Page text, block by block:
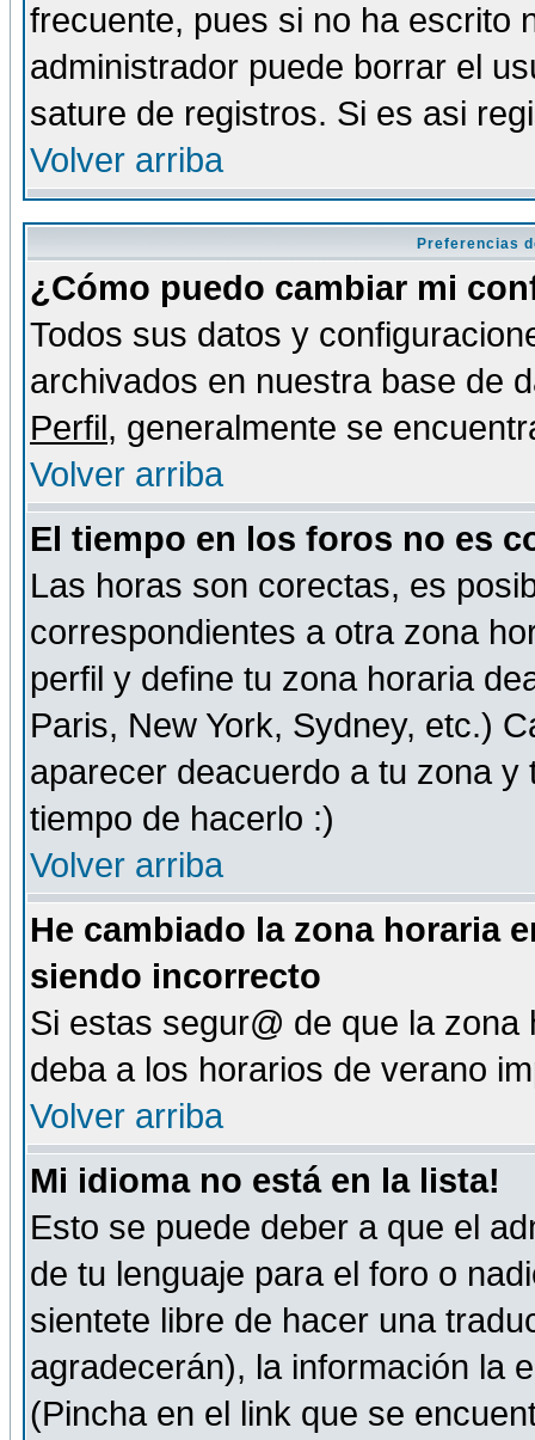
frecuente, pues si no ha escrito
administrador puede borrar el
sature de registros. Si es asi
Volver arriba
Preferencias
¿Cómo puedo cambiar mi
Todos sus datos y
archivados en nuestra base de
Perfil, generalmente se
Volver arriba
El tiempo en los foros no es
Las horas son corectas, es
correspondientes a otra zona
perfil y define tu zona horaria
Paris, New York, Sydney, etc.)
aparecer deacuerdo a tu zona
tiempo de hacerlo :)
Volver arriba
He cambiado la zona horaria
siendo incorrecto
Si estas segur@ de que la
deba a los horarios de verano
Volver arriba
Mi idioma no está en la lista!
Esto se puede deber a que el
de tu lenguaje para el foro o
sientete libre de hacer una
agradecerán), la información la
(Pincha en el link que se